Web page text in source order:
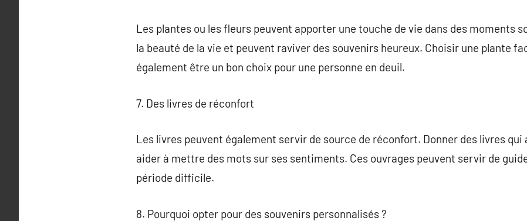
Les plantes ou les fleurs peuvent apporter une touche de vie dans des moments
la beauté de la vie et peuvent raviver des souvenirs heureux. Choisir une plante
également être un bon choix pour une personne en deuil.
7. Des livres de réconfort
Les livres peuvent également servir de source de réconfort. Donner des livres qui
aider à mettre des mots sur ses sentiments. Ces ouvrages peuvent servir de
période difficile.
8. Pourquoi opter pour des souvenirs personnalisés ?